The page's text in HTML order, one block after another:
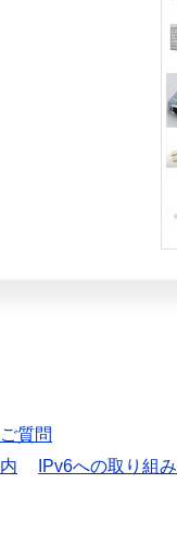
質問
IPv6への取り組み